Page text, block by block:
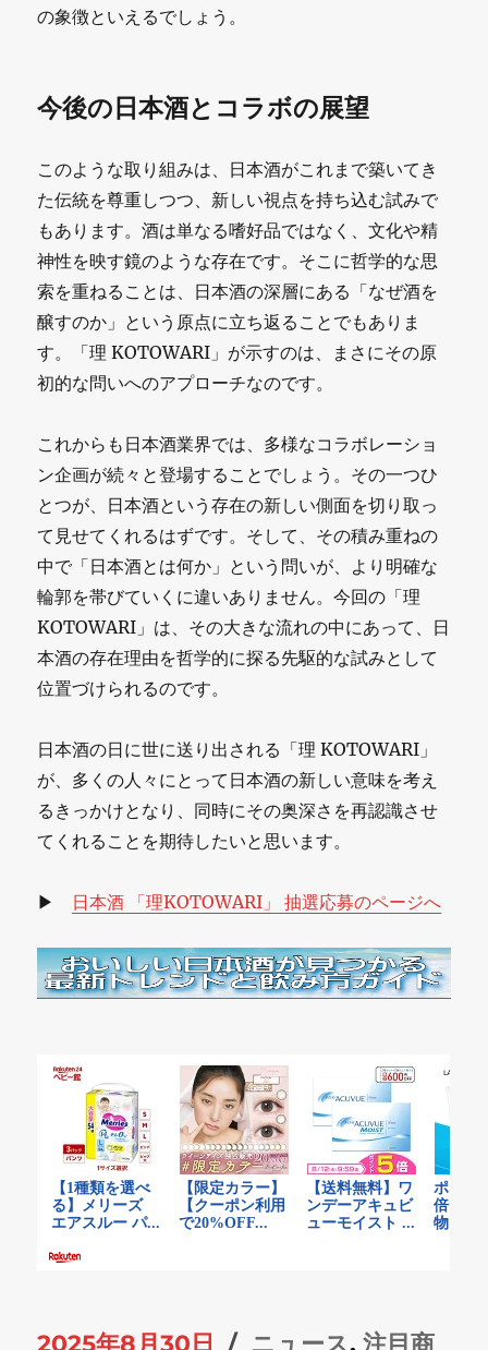
の象徴といえるでしょう。
今後の日本酒とコラボの展望
このような取り組みは、日本酒がこれまで築いてき
た伝統を尊重しつつ、新しい視点を持ち込む試みで
もあります。酒は単なる嗜好品ではなく、文化や精
神性を映す鏡のような存在です。そこに哲学的な思
索を重ねることは、日本酒の深層にある「なぜ酒を
醸すのか」という原点に立ち返ることでもありま
す。「理 KOTOWARI」が示すのは、まさにその原
初的な問いへのアプローチなのです。
これからも日本酒業界では、多様なコラボレーショ
ン企画が続々と登場することでしょう。その一つひ
とつが、日本酒という存在の新しい側面を切り取っ
て見せてくれるはずです。そして、その積み重ねの
中で「日本酒とは何か」という問いが、より明確な
輪郭を帯びていくに違いありません。今回の「理
KOTOWARI」は、その大きな流れの中にあって、日
本酒の存在理由を哲学的に探る先駆的な試みとして
位置づけられるのです。
日本酒の日に世に送り出される「理 KOTOWARI」
が、多くの人々にとって日本酒の新しい意味を考え
るきっかけとなり、同時にその奥深さを再認識させ
てくれることを期待したいと思います。
▶ 日本酒 「理KOTOWARI」 抽選応募のページへ
投
2025年8月30日 カ
ニュース,注目商